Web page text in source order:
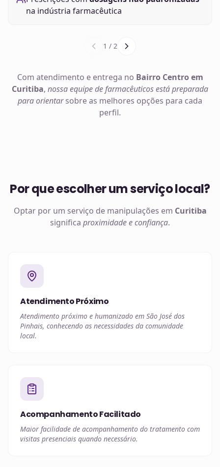
na indústria farmacêutica
1 / 2
Com atendimento e entrega no Bairro Centro em
Curitiba, nossa equipe de farmacêuticos está preparada
para orientarsobre as melhores opções para cada
perfil.
Por que escolher um serviço local?
Optar por um serviço de manipulações em Curitiba
significa proximidade e confiança.
Atendimento Próximo
Atendimento próximo e humanizado em São José dos
Pinhais, conhecendo as necessidades da comunidade
local.
Acompanhamento Facilitado
Maior facilidade de acompanhamento do tratamento com
visitas presenciais quando necessário.